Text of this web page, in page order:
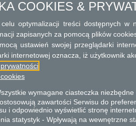
Skargi i wnioski
Przedmiotem
przez ich
biurokratyczne
COOKIES &
optymalizacji treści dostępnych w
zapisanych za pomocą plików
ustawień swojej przeglądarki
internetowej oznacza, iż użytkownik
wymagane ciasteczka
zawartości Serwisu do
i odpowiednio wyświetlić stronę
statystyk - Wpływają na wewnętrzne